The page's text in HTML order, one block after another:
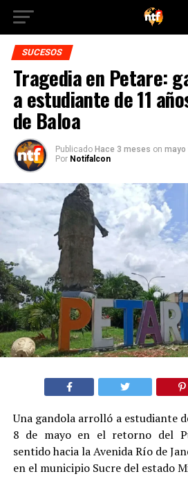
SUCESOS
Tragedia en Petare:
a estudiante de 11
de Baloa
Publicado Hace 3 meses on mayo
Por Notifalcon
Una gandola arrolló a estudiante
8 de mayo en el retorno del
sentido hacia la Avenida Río de
en el municipio Sucre del estado